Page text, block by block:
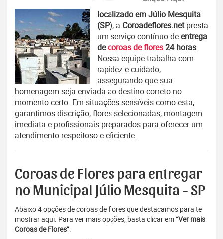
localizado em Júlio Mesquita
(SP), a Coroadeflores.netpresta
um serviço contínuo deentrega
decoroas de flores24 horas.
Nossa equipe trabalha com
rapidez e cuidado,
assegurando que sua
homenagem seja enviada ao destino correto no
momento certo. Em situações sensíveis como esta,
garantimos discrição, flores selecionadas, montagem
imediata e profissionais preparados para oferecer um
atendimento respeitoso e eficiente.
Coroas de Flores para entregar
no Municipal Júlio Mesquita - SP
Abaixo 4 opções de coroas de flores que destacamos para te
mostrar aqui. Para ver mais opções, basta clicar em“Ver mais
Coroas de Flores”.